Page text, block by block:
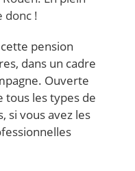
donc !
pension
dans un cadre
Ouverte
tous les types de
si vous avez les